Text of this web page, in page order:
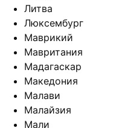
Литва
Люксембург
Маврикий
Мавритания
Мадагаскар
Македония
Малави
Малайзия
Мали